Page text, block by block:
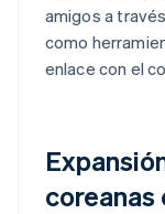
amigos a
como
enlace con el